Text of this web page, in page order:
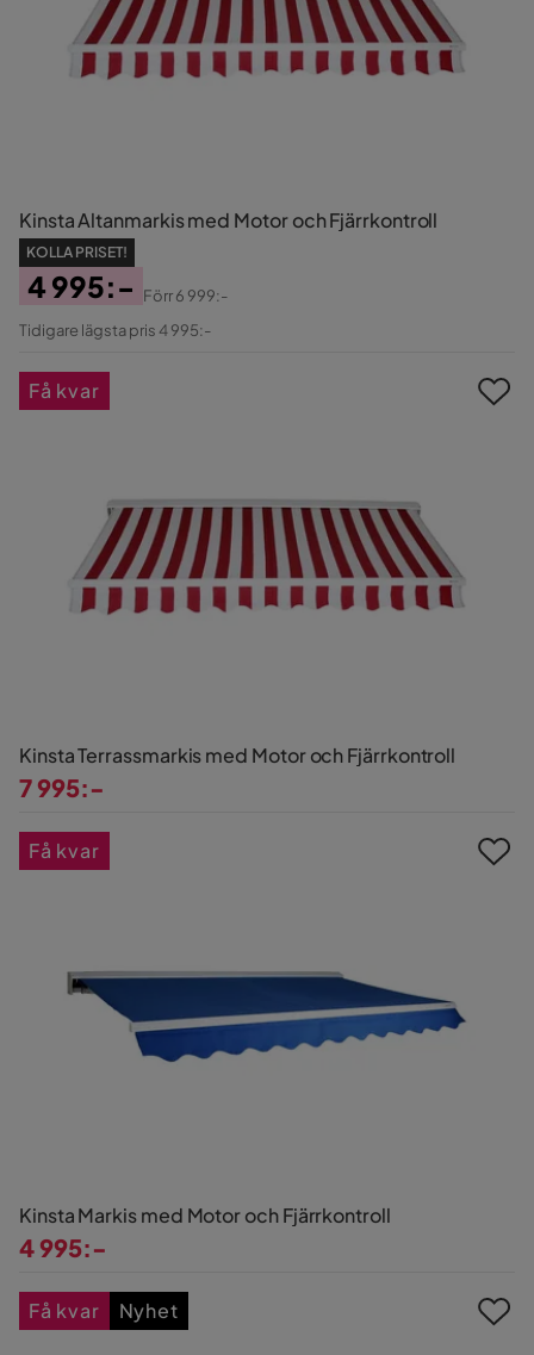
Kinsta Altanmarkis med Motor och Fjärrkontroll
KOLLA PRISET!
Pris
4 995:-
Original
Förr6 999:-
Tidigare lägsta pris 4 995:-
Kinsta Terrassmarkis med Motor och Fjärrkontroll
7 995:-
Få kvar
Kinsta Markis med Motor och Fjärrkontroll
4 995:-
Få kvar
Få kvar Nyhet